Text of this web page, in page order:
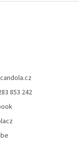
candola.cz
853 242